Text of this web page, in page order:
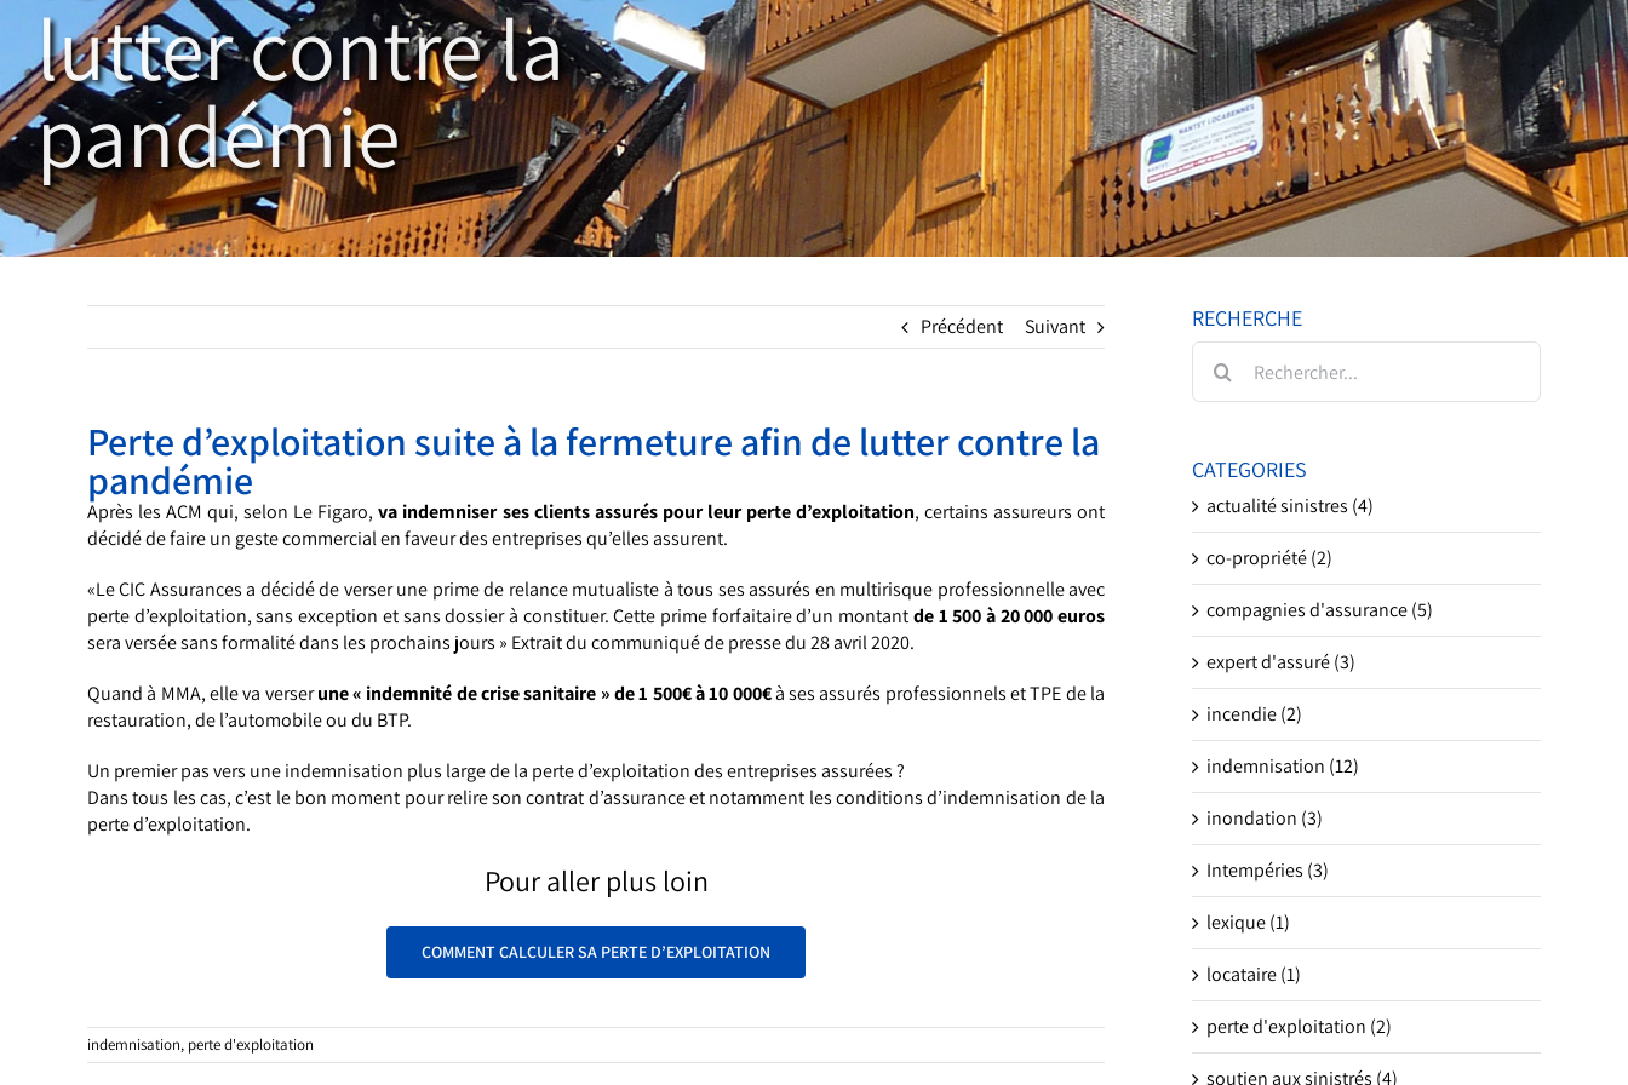
lutter contre la
pandémie
Précédent Suivant
Perte d’exploitation suite à la fermeture afin de lutter contre la
pandémie
Après les ACM qui, selon Le Figaro,va indemniser ses clients assurés pour leur perte d’exploitation, certains assureurs ont
décidé de faire un geste commercial en faveur des entreprises qu’elles assurent.
«Le CIC Assurances a décidé de verser une prime de relance mutualiste à tous ses assurés en multirisque professionnelle avec
perte d’exploitation, sans exception et sans dossier à constituer. Cette prime forfaitaire d’un montantde 1 500 à 20 000 euros
sera versée sans formalité dans les prochains jours » Extrait du communiqué de presse du 28 avril 2020.
Quand à MMA, elle va verserune « indemnité de crise sanitaire » de 1 500€ à 10 000€à ses assurés professionnels et TPE de la
restauration, de l’automobile ou du BTP.
Un premier pas vers une indemnisation plus large de la perte d’exploitation des entreprises assurées ?
Dans tous les cas, c’est le bon moment pour relire son contrat d’assurance et notamment les conditions d’indemnisation de la
perte d’exploitation.
Pour aller plus loin
COMMENT CALCULER SA PERTE D’EXPLOITATION
indemnisation, perte d'exploitation
RECHERCHE
Rechercher:
CATEGORIES
actualité sinistres (4)
co-propriété (2)
compagnies d'assurance (5)
expert d'assuré (3)
incendie (2)
indemnisation (12)
inondation (3)
Intempéries (3)
lexique (1)
locataire (1)
perte d'exploitation (2)
soutien aux sinistrés (4)